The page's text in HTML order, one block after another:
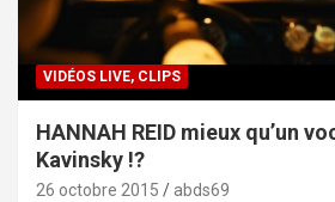
VIDÉOS LIVE, CLIPS
HANNAH REID mieux qu’un
Kavinsky !?
26 octobre 2015 abds69